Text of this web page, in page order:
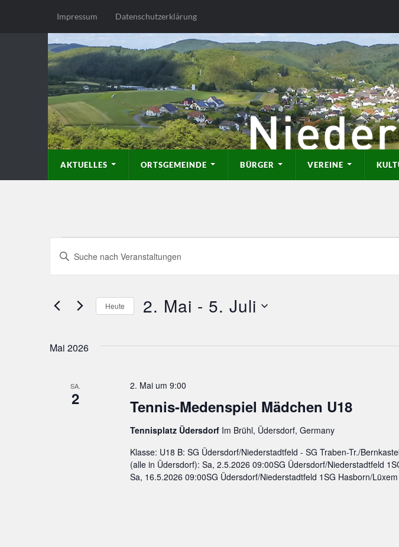
Impressum Datenschutzerklärung
AKTUELLES ORTSGEMEINDE BÜRGER VEREINE
Veranstaltungen
Suche
und
Ansichten,
Navigation
Bitte
Schlüsselwort
Suche
Veranstaltungen
Schlüsselwort.Heute 2. Mai - 5. Juli
Mai 2026
SA.
2 Tennis-Medenspiel Mädchen U18
2. Mai um 9:00
Tennisplatz Üdersdorf Im Brühl, Üdersdorf, Germany
Klasse: U18 B: SG Üdersdorf/Niederstadtfeld - SG Traben-Tr./
(alle in Üdersdorf): Sa, 2.5.2026 09:00SG Üdersdorf/Niederstadtfeld
Sa, 16.5.2026 09:00SG Üdersdorf/Niederstadtfeld 1SG Hasborn/